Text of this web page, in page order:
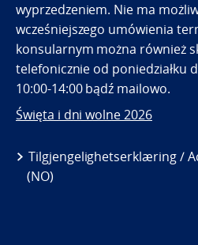
wyprzedzeniem. Nie ma
wcześniejszego umówienia
konsularnym można również
telefonicznie od poniedziałku
10:00-14:00 bądź mailowo.
Święta i dni wolne 2026
Tilgjengelighetserklæring /
(NO)